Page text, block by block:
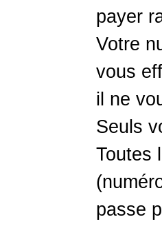
payer
Votre
vous
il ne
Seuls
Toutes
passe